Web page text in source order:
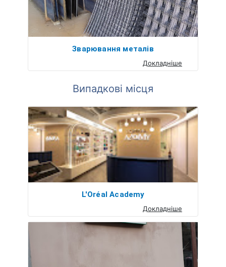
Зварювання металів
Докладніше
Випадкові місця
L'Oréal Academy
Докладніше